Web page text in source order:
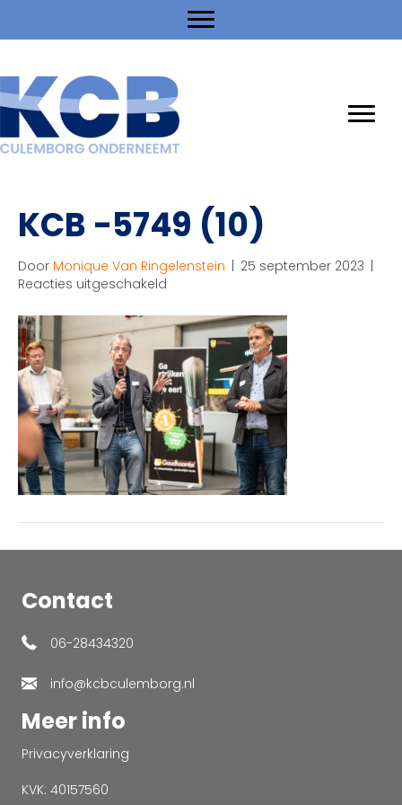
KCB -5749 (10)
Door Monique Van Ringelenstein | 25 september 2023 |
Reacties uitgeschakeld
-5749
(10)
Contact
06-28434320
info@kcbculemborg.nl
Meer info
Privacyverklaring
KVK: 40157560